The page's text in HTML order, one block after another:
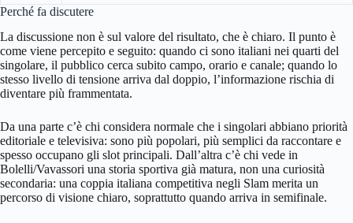
Perché fa discutere
La discussione non è sul valore del risultato, che è chiaro. Il punto è
come viene percepito e seguito: quando ci sono italiani nei quarti del
singolare, il pubblico cerca subito campo, orario e canale; quando lo
stesso livello di tensione arriva dal doppio, l’informazione rischia di
diventare più frammentata.
Da una parte c’è chi considera normale che i singolari abbiano priorità
editoriale e televisiva: sono più popolari, più semplici da raccontare e
spesso occupano gli slot principali. Dall’altra c’è chi vede in
Bolelli/Vavassori una storia sportiva già matura, non una curiosità
secondaria: una coppia italiana competitiva negli Slam merita un
percorso di visione chiaro, soprattutto quando arriva in semifinale.